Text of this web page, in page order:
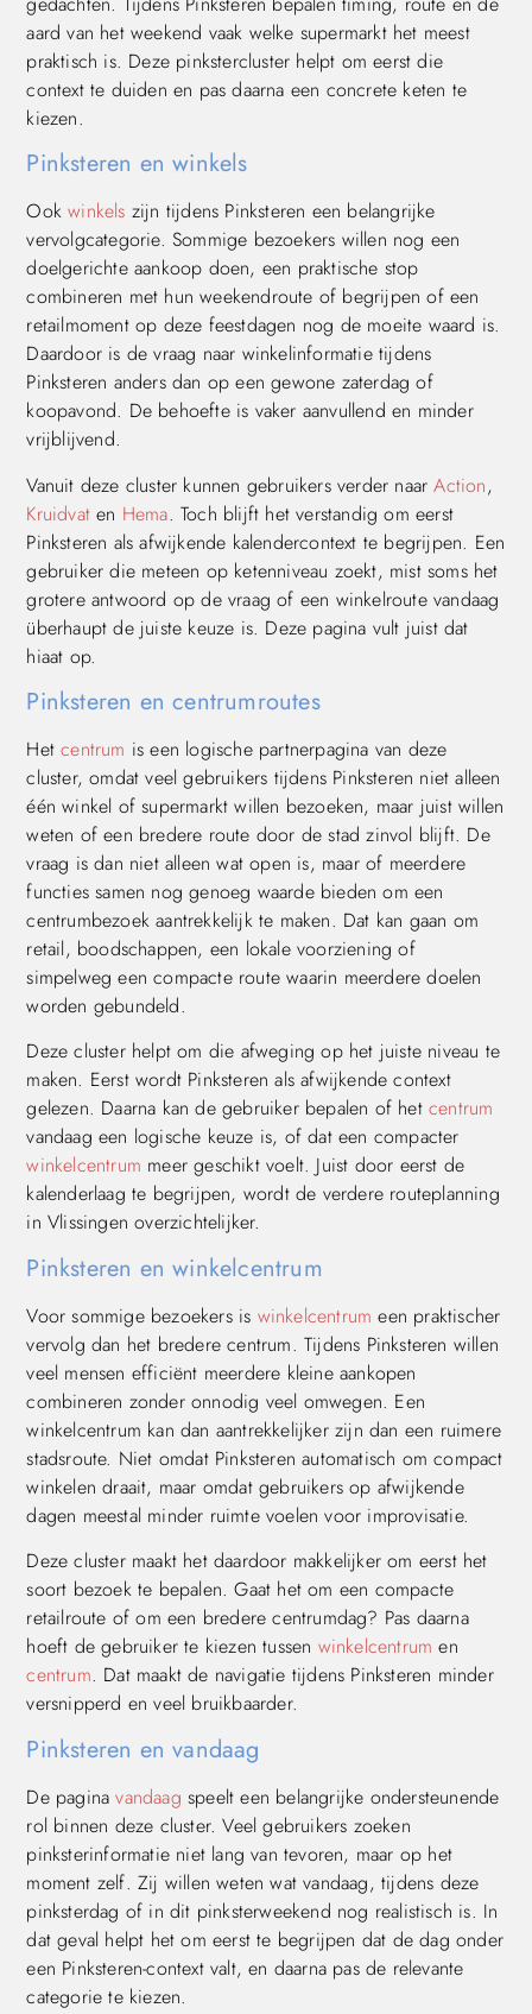
aard van het weekend vaak welke supermarkt het meest
praktisch is. Deze pinkstercluster helpt om eerst die
context te duiden en pas daarna een concrete keten te
kiezen.
Pinksteren en winkels
Ookwinkels zijn tijdens Pinksteren een belangrijke
vervolgcategorie. Sommige bezoekers willen nog een
doelgerichte aankoop doen, een praktische stop
combineren met hun weekendroute of begrijpen of een
retailmoment op deze feestdagen nog de moeite waard is.
Daardoor is de vraag naar winkelinformatie tijdens
Pinksteren anders dan op een gewone zaterdag of
koopavond. De behoefte is vaker aanvullend en minder
vrijblijvend.
Vanuit deze cluster kunnen gebruikers verder naarAction,
Kruidvat en Hema. Toch blijft het verstandig om eerst
Pinksteren als afwijkende kalendercontext te begrijpen. Een
gebruiker die meteen op ketenniveau zoekt, mist soms het
grotere antwoord op de vraag of een winkelroute vandaag
überhaupt de juiste keuze is. Deze pagina vult juist dat
hiaat op.
Pinksteren en centrumroutes
Hetcentrum is een logische partnerpagina van deze
cluster, omdat veel gebruikers tijdens Pinksteren niet alleen
één winkel of supermarkt willen bezoeken, maar juist willen
weten of een bredere route door de stad zinvol blijft. De
vraag is dan niet alleen wat open is, maar of meerdere
functies samen nog genoeg waarde bieden om een
centrumbezoek aantrekkelijk te maken. Dat kan gaan om
retail, boodschappen, een lokale voorziening of
simpelweg een compacte route waarin meerdere doelen
worden gebundeld.
Deze cluster helpt om die afweging op het juiste niveau te
maken. Eerst wordt Pinksteren als afwijkende context
gelezen. Daarna kan de gebruiker bepalen of het centrum
vandaag een logische keuze is, of dat een compacter
winkelcentrum meer geschikt voelt. Juist door eerst de
kalenderlaag te begrijpen, wordt de verdere routeplanning
in Vlissingen overzichtelijker.
Pinksteren en winkelcentrum
Voor sommige bezoekers is winkelcentrum een praktischer
vervolg dan het bredere centrum. Tijdens Pinksteren willen
veel mensen efficiënt meerdere kleine aankopen
combineren zonder onnodig veel omwegen. Een
winkelcentrum kan dan aantrekkelijker zijn dan een ruimere
stadsroute. Niet omdat Pinksteren automatisch om compact
winkelen draait, maar omdat gebruikers op afwijkende
dagen meestal minder ruimte voelen voor improvisatie.
Deze cluster maakt het daardoor makkelijker om eerst het
soort bezoek te bepalen. Gaat het om een compacte
retailroute of om een bredere centrumdag? Pas daarna
hoeft de gebruiker te kiezen tussen winkelcentrum en
centrum. Dat maakt de navigatie tijdens Pinksteren minder
versnipperd en veel bruikbaarder.
Pinksteren en vandaag
De paginavandaag speelt een belangrijke ondersteunende
rol binnen deze cluster. Veel gebruikers zoeken
pinksterinformatie niet lang van tevoren, maar op het
moment zelf. Zij willen weten wat vandaag, tijdens deze
pinksterdag of in dit pinksterweekend nog realistisch is. In
dat geval helpt het om eerst te begrijpen dat de dag onder
een Pinksteren-context valt, en daarna pas de relevante
categorie te kiezen.